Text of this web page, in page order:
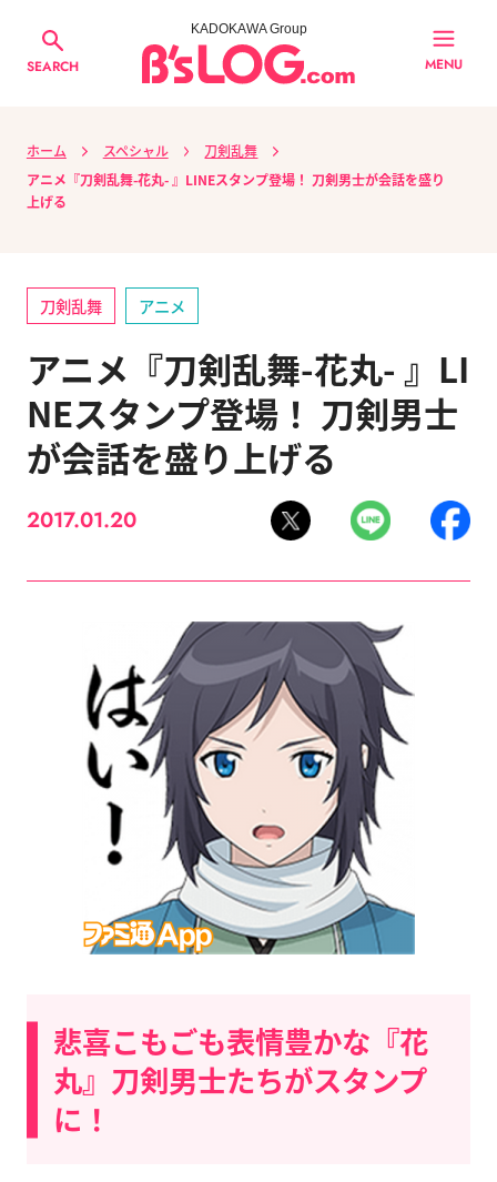
SEARCH
KADOKAWA Group
MENU
ホーム スペシャル
刀剣乱舞
アニメ『刀剣乱舞-花丸- 』LINEスタンプ登場！ 刀剣男士が会話を盛り
上げる
刀剣乱舞 アニメ
アニメ『刀剣乱舞-花丸- 』LI
NEスタンプ登場！ 刀剣男士
が会話を盛り上げる
2017.01.20
悲喜こもごも表情豊かな『花
丸』刀剣男士たちがスタンプ
に！